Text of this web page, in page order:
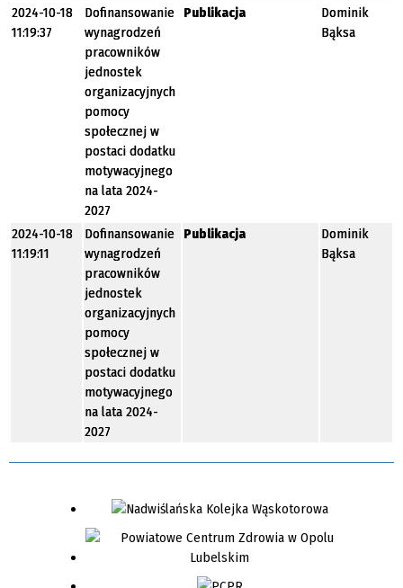
2024-10-18
11:19:37
Dofinansowanie
wynagrodzeń
pracowników
jednostek
organizacyjnych
pomocy
społecznej w
postaci dodatku
motywacyjnego
na lata 2024-
2027
Publikacja
Dominik
Bąksa
2024-10-18
11:19:11
Dofinansowanie
wynagrodzeń
pracowników
jednostek
organizacyjnych
pomocy
społecznej w
postaci dodatku
motywacyjnego
na lata 2024-
2027
Publikacja
Dominik
Bąksa